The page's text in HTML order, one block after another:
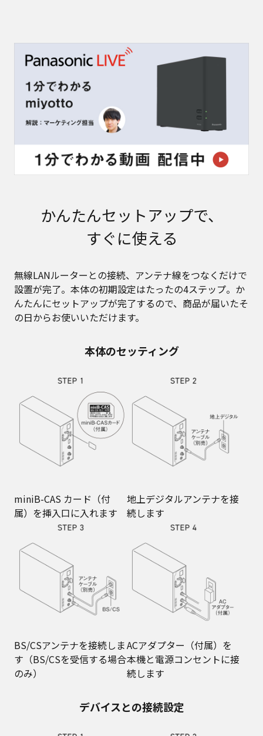
かんたんセットアップで、
すぐに使える
無線LANルーターとの接続、アンテナ線をつなくだけで
設置が完了。本体の初期設定はたったの4ステップ。か
んたんにセットアップが完了するので、商品が届いたそ
の日からお使いいただけます。
本体のセッティング
miniB-CAS カード（付
属）を挿入口に入れます
地上デジタルアンテナを接
続します
BS/CSアンテナを接続しま
す（BS/CSを受信する場合
のみ）
ACアダプター（付属）を
本機と電源コンセントに接
続します
デバイスとの接続設定